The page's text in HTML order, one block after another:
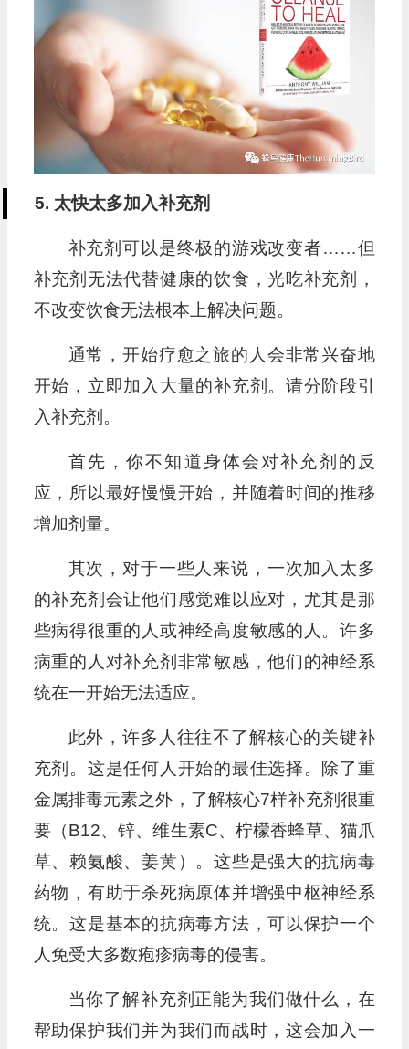
5. 太快太多加入补充剂
补充剂可以是终极的游戏改变者……但
补充剂无法代替健康的饮食，光吃补充剂，
不改变饮食无法根本上解决问题。
通常，开始疗愈之旅的人会非常兴奋地
开始，立即加入大量的补充剂。请分阶段引
入补充剂。
首先，你不知道身体会对补充剂的反
应，所以最好慢慢开始，并随着时间的推移
增加剂量。
其次，对于一些人来说，一次加入太多
的补充剂会让他们感觉难以应对，尤其是那
些病得很重的人或神经高度敏感的人。许多
病重的人对补充剂非常敏感，他们的神经系
统在一开始无法适应。
此外，许多人往往不了解核心的关键补
充剂。这是任何人开始的最佳选择。除了重
金属排毒元素之外，了解核心7样补充剂很重
要（B12、锌、维生素C、柠檬香蜂草、猫爪
草、赖氨酸、姜黄）。这些是强大的抗病毒
药物，有助于杀死病原体并增强中枢神经系
统。这是基本的抗病毒方法，可以保护一个
人免受大多数疱疹病毒的侵害。
当你了解补充剂正能为我们做什么，在
帮助保护我们并为我们而战时，这会加入一